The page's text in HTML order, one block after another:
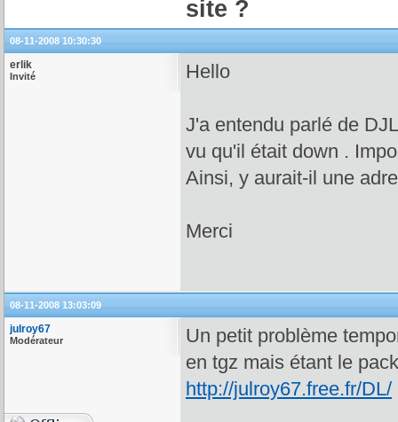
site ?
08-11-2008 10:30:30
erlik
Invité Hello
J'a entendu parlé de
vu qu'il était down .
Ainsi, y aurait-il une
Merci
08-11-2008 13:03:09
julroy67
Modérateur
Un petit problème
en tgz mais étant le
http://julroy67.free.fr/DL/